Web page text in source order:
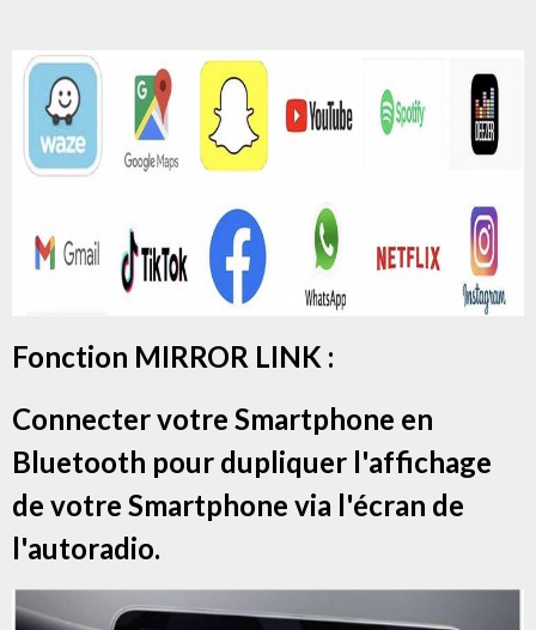
Fonction MIRROR LINK :
Connecter votre Smartphone en
Bluetooth pour dupliquer l'affichage
de votre Smartphone via l'écran de
l'autoradio.